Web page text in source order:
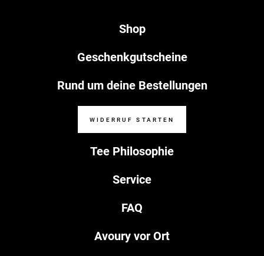
Tee Philosophie
Service
FAQ
Avoury vor Ort
Shop
Geschenkgutscheine
Rund um deine Bestellungen
WIDERRUF STARTEN